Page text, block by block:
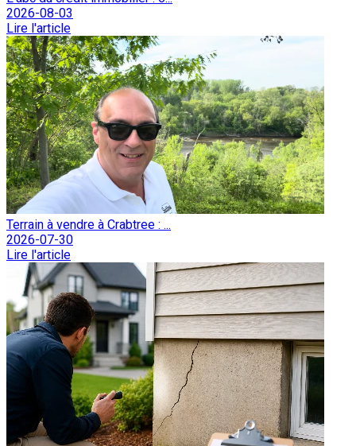
2026-08-03
Lire l'article
Terrain à vendre à Crabtree : ...
2026-07-30
Lire l'article